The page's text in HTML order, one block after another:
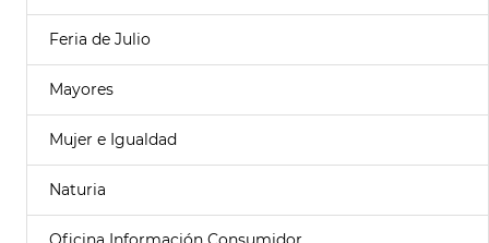
Feria de Julio
Mayores
Mujer e Igualdad
Naturia